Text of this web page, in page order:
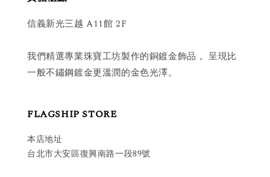
信義新光三越 A11館 2F
我們精選專業珠寶工坊製作的銅鍍金飾品， 呈現比
一般不鏽鋼鍍金更溫潤的金色光澤。
FLAGSHIP STORE
本店地址
台北市大安區復興南路一段89號